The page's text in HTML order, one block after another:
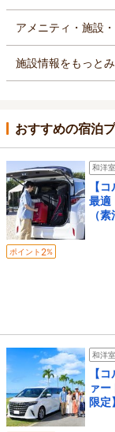
アメニティ・施設
施設情報をもっと
おすすめの宿泊
和洋室
【
最適
（
ポイント 2%
和洋室
【
ァ
限定】